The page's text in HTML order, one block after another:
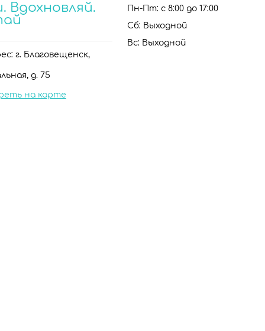
Вдохновляй.
г. Благовещенск,
д. 75
на карте
Пн-Пт: с 8:00 до 17:00
Сб: Выходной
Вс: Выходной